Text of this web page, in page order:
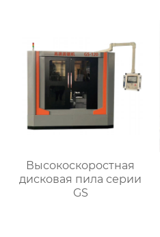
Высокоскоростная
дисковая пила серии
GS